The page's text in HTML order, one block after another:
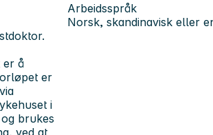
Arbeidsspråk
Norsk, skandinavisk eller
er å
er
i
brukes
ved at